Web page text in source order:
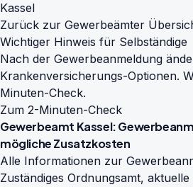
Kassel
Zurück zur Gewerbeämter
Wichtiger Hinweis für Selbständige
Nach der Gewerbeanmeldung
Krankenversicherungs-Optionen.
Minuten-Check.
Zum 2-Minuten-Check
Gewerbeamt Kassel:
mögliche Zusatzkosten
Alle Informationen zur
Zuständiges Ordnungsamt,